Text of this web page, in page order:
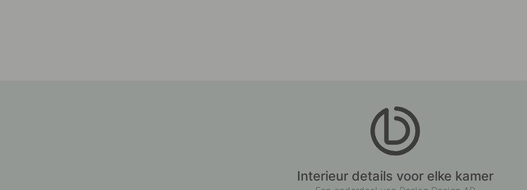
Interieur details voor elke kamer